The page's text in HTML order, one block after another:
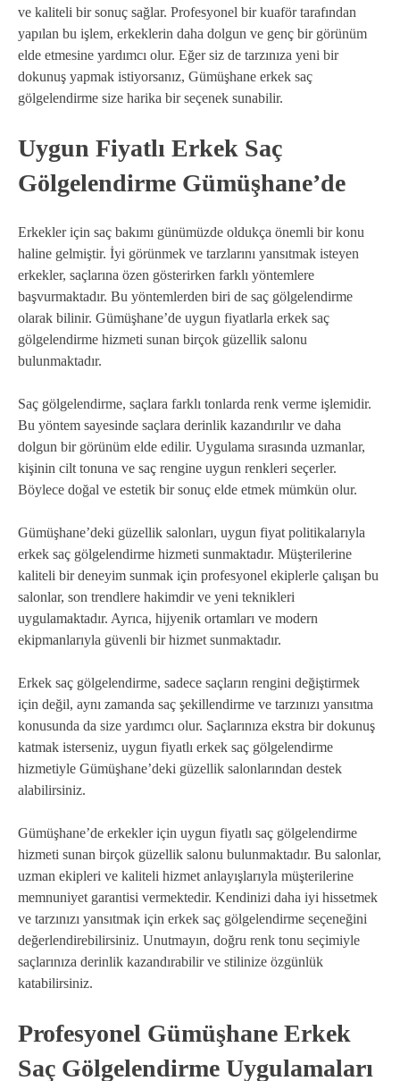
ve kaliteli bir sonuç sağlar. Profesyonel bir kuaför tarafından
yapılan bu işlem, erkeklerin daha dolgun ve genç bir görünüm
elde etmesine yardımcı olur. Eğer siz de tarzınıza yeni bir
dokunuş yapmak istiyorsanız, Gümüşhane erkek saç
gölgelendirme size harika bir seçenek sunabilir.
Uygun Fiyatlı Erkek Saç
Gölgelendirme Gümüşhane’de
Erkekler için saç bakımı günümüzde oldukça önemli bir konu
haline gelmiştir. İyi görünmek ve tarzlarını yansıtmak isteyen
erkekler, saçlarına özen gösterirken farklı yöntemlere
başvurmaktadır. Bu yöntemlerden biri de saç gölgelendirme
olarak bilinir. Gümüşhane’de uygun fiyatlarla erkek saç
gölgelendirme hizmeti sunan birçok güzellik salonu
bulunmaktadır.
Saç gölgelendirme, saçlara farklı tonlarda renk verme işlemidir.
Bu yöntem sayesinde saçlara derinlik kazandırılır ve daha
dolgun bir görünüm elde edilir. Uygulama sırasında uzmanlar,
kişinin cilt tonuna ve saç rengine uygun renkleri seçerler.
Böylece doğal ve estetik bir sonuç elde etmek mümkün olur.
Gümüşhane’deki güzellik salonları, uygun fiyat politikalarıyla
erkek saç gölgelendirme hizmeti sunmaktadır. Müşterilerine
kaliteli bir deneyim sunmak için profesyonel ekiplerle çalışan bu
salonlar, son trendlere hakimdir ve yeni teknikleri
uygulamaktadır. Ayrıca, hijyenik ortamları ve modern
ekipmanlarıyla güvenli bir hizmet sunmaktadır.
Erkek saç gölgelendirme, sadece saçların rengini değiştirmek
için değil, aynı zamanda saç şekillendirme ve tarzınızı yansıtma
konusunda da size yardımcı olur. Saçlarınıza ekstra bir dokunuş
katmak isterseniz, uygun fiyatlı erkek saç gölgelendirme
hizmetiyle Gümüşhane’deki güzellik salonlarından destek
alabilirsiniz.
Gümüşhane’de erkekler için uygun fiyatlı saç gölgelendirme
hizmeti sunan birçok güzellik salonu bulunmaktadır. Bu salonlar,
uzman ekipleri ve kaliteli hizmet anlayışlarıyla müşterilerine
memnuniyet garantisi vermektedir. Kendinizi daha iyi hissetmek
ve tarzınızı yansıtmak için erkek saç gölgelendirme seçeneğini
değerlendirebilirsiniz. Unutmayın, doğru renk tonu seçimiyle
saçlarınıza derinlik kazandırabilir ve stilinize özgünlük
katabilirsiniz.
Profesyonel Gümüşhane Erkek
Saç Gölgelendirme Uygulamaları